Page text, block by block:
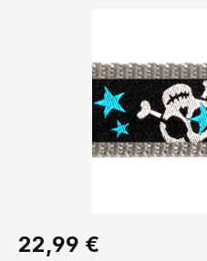
Regulärer Preis:
22,99 €